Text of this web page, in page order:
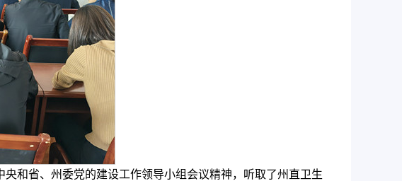
和省、州委党的建设工作领导小组会议精神，听取了州直卫生